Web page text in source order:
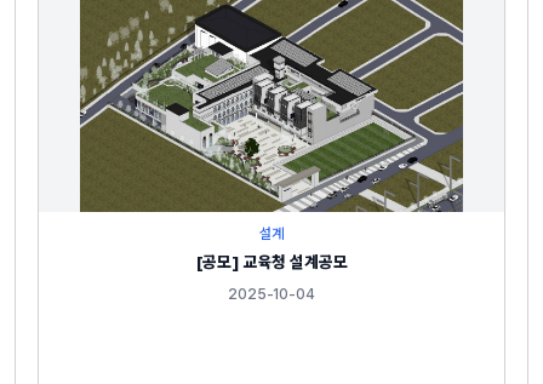
설계
[공모] 교육청 설계공모
2025-10-04